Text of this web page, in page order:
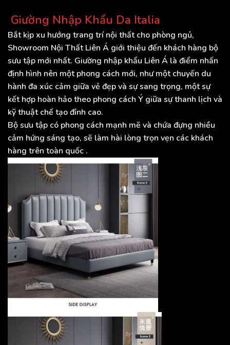
Giường Nhập Khẩu Da Italia
Bắt kịp xu hướng trang trí nội thất cho phòng ngủ,
Showroom Nội Thất Liên Á giới thiệu đến khách hàng bộ
sưu tập mới nhất. Giường nhập khẩu Liên Á là điểm nhấn
định hình nên một phong cách mới, như một chuyến du
hành đa xúc cảm giữa vẻ đẹp và sự sang trọng, một sự
kết hợp hoàn hảo theo phong cách Ý giữa sự thanh lịch và
kỹ thuật chế tạo đỉnh cao.
Bộ sưu tập có phong cách mạnh mẽ và chứa đựng nhiều
cảm hứng sáng tạo, sẽ làm hài lòng trọn vẹn các khách
hàng trên toàn quốc .